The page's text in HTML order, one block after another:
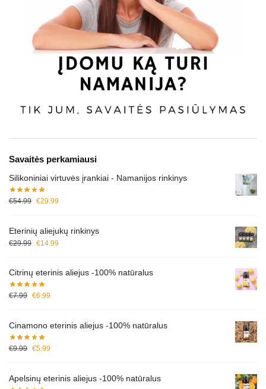
Savaitės perkamiausi
Silikoniniai virtuvės įrankiai - Namanijos rinkinys
€54.99 €29.99
Eterinių aliejukų rinkinys
€29.99 €14.99
Citrinų eterinis aliejus -100% natūralus
€7.99 €6.99
Cinamono eterinis aliejus -100% natūralus
€9.99 €5.99
Apelsinų eterinis aliejus -100% natūralus